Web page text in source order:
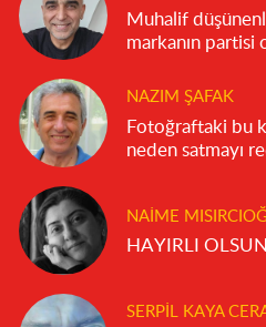
Muhalif
markanın partisi
NAZIM ŞAFAK
Fotoğraftaki bu
neden satmayı
NAIME
SERPIL KAYA